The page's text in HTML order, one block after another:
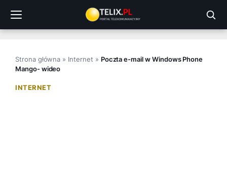
treści
Strona główna » Internet » Poczta e-mail w Windows Phone
Mango- wideo
INTERNET